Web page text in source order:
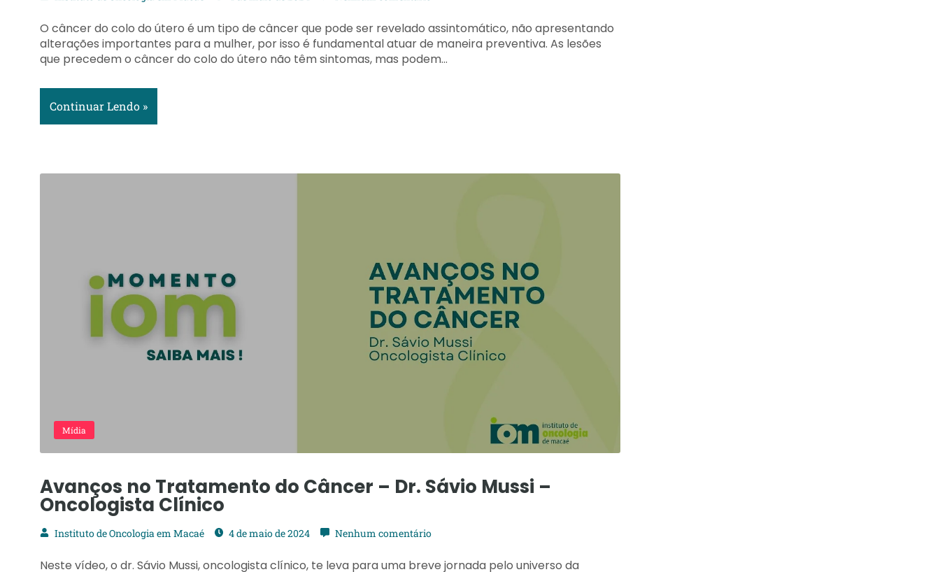
O câncer do colo do útero é um tipo de câncer que pode ser revelado assintomático, não apresentando
alterações importantes para a mulher, por isso é fundamental atuar de maneira preventiva. As lesões
que precedem o câncer do colo do útero não têm sintomas, mas podem…
Continuar Lendo »
Mídia
Avanços no Tratamento do Câncer – Dr. Sávio Mussi –
Oncologista Clínico
Instituto de Oncologia em Macaé 4 de maio de 2024 Nenhum comentário
Neste vídeo, o dr. Sávio Mussi, oncologista clínico, te leva para uma breve jornada pelo universo da